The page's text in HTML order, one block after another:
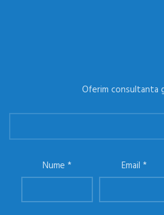
Oferim consultanta
Nume Email